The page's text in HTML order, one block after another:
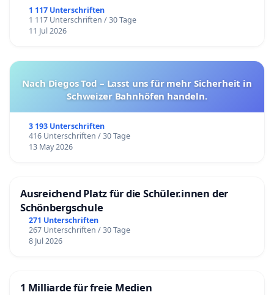
1 117 Unterschriften
1 117 Unterschriften / 30 Tage
11 Jul 2026
Nach Diegos Tod – Lasst uns für mehr Sicherheit in
Schweizer Bahnhöfen handeln.
3 193 Unterschriften
416 Unterschriften / 30 Tage
13 May 2026
Ausreichend Platz für die Schüler.innen der
Schönbergschule
271 Unterschriften
267 Unterschriften / 30 Tage
8 Jul 2026
1 Milliarde für freie Medien